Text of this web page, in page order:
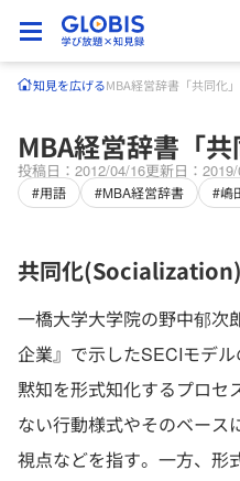
知見を広げるMBA経営辞書「共同化」
MBA経営辞書「共
投稿日：2012/04/16更新日：
#用語 #MBA経営辞書 #嶋
共同化(Socialization)
一橋大学大学院の野中郁次
企業』で示したSECIモデ
黙知を形式知化するプロセ
ない行動様式やそのベース
視点などを指す。一方、形